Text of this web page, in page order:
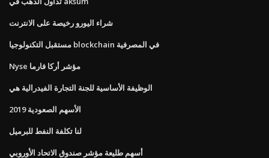
شراء اليورو رخيصة على الانترنت
مستقبل التكنولوجيا blockchain في المصرفية
Nyse مؤشر أركا فارما
الوظيفة الأساسية للجنة التجارة الفيدرالية هي
الأسهم الصعودية 2019
لنا تكلفة النفط للبرميل
أسهم طليعة مؤشر صندوق الاتحاد الأوروبي